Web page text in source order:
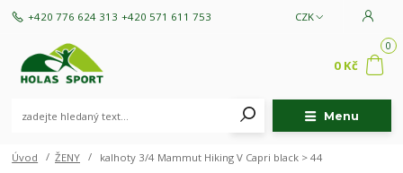
Menu
CZK
+420 776 624 313 +420 571 611 753
0
0 Kč
Úvod ŽENY kalhoty 3/4 Mammut Hiking V Capri black > 44